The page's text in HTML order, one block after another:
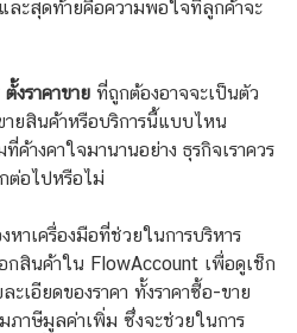
ะสุดท้ายคือความพอใจที่ลูกค้าจะ
ตั้งราคาขาย ที่ถูกต้องอาจจะเป็นตัว
ยสินค้าหรือบริการนี้แบบไหน
ค้างคาใจมานานอย่าง ธุรกิจเราควร
ต่อไปหรือไม่
าเครื่องมือที่ช่วยในการบริหาร
สินค้าใน FlowAccount เพื่อดูเช็ก
เอียดของราคา ทั้งราคาซื้อ-ขาย
ภาษีมูลค่าเพิ่ม ซึ่งจะช่วยในการ